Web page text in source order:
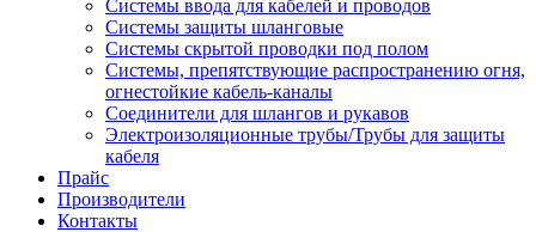
Системы ввода для кабелей и проводов
Системы защиты шланговые
Системы скрытой проводки под полом
Системы, препятствующие распространению огня,
огнестойкие кабель-каналы
Соединители для шлангов и рукавов
Электроизоляционные трубы/Трубы для защиты
кабеля
Прайс
Производители
Контакты